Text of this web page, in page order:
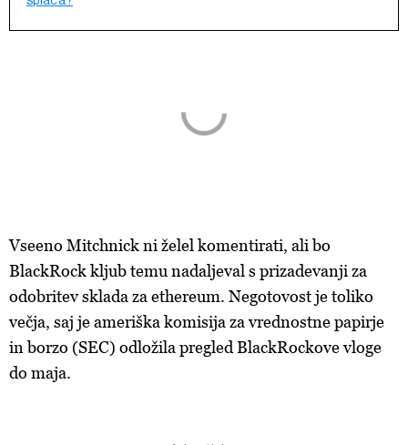
Vseeno Mitchnick ni želel komentirati, ali bo
BlackRock kljub temu nadaljeval s prizadevanji za
odobritev sklada za ethereum. Negotovost je toliko
večja, saj je ameriška komisija za vrednostne papirje
in borzo (SEC) odložila pregled BlackRockove vloge
do maja.